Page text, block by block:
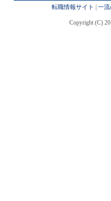
転職情報サイト 一
Copyright (C)